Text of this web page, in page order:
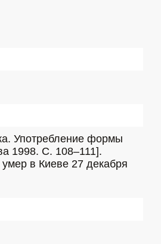
Употребление формы
1998. С. 108–111].
в Киеве 27 декабря